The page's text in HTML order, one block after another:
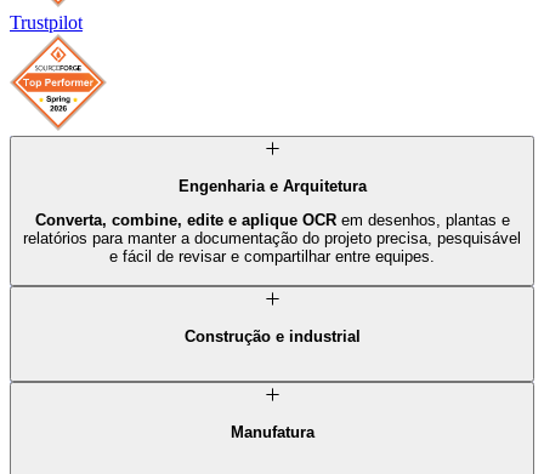
Trustpilot
Engenharia e Arquitetura
Converta, combine, edite e aplique OCRem desenhos, plantas e
relatórios para manter a documentação do projeto precisa, pesquisável
e fácil de revisar e compartilhar entre equipes.
Construção e industrial
projeto,e arquive a documentação emPDFs comprimidosque são
fáceis de armazenar, acessar e compartilhar em todas as etapas do
projeto.
Manufatura